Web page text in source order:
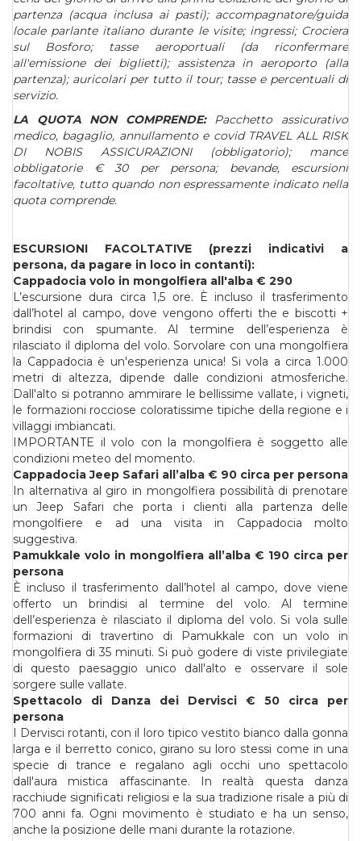
partenza (acqua inclusa ai pasti); accompagnatore/guida
locale parlante italiano durante le visite; ingressi; Crociera
sul Bosforo;
tasse aeroportuali (da riconfermare
all'emissione dei biglietti);
assistenza in aeroporto (alla
partenza); auricolari per tutto il tour; tasse e percentuali di
servizio.
LA QUOTA NON COMPRENDE: Pacchetto assicurativo
medico, bagaglio, annullamento e covid TRAVEL ALL RISK
DI NOBIS ASSICURAZIONI (obbligatorio); mance
obbligatorie € 30 per persona; bevande, escursioni
facoltative, tutto quando non espressamente indicato nella
quota comprende.
ESCURSIONI FACOLTATIVE (prezzi indicativi a
persona, da pagare in loco in contanti):
Cappadocia volo in mongolfiera all'alba € 290
L’escursione dura circa 1,5 ore. È incluso il trasferimento
dall’hotel al campo, dove vengono offerti the e biscotti +
brindisi con spumante. Al termine dell’esperienza è
rilasciato il diploma del volo. Sorvolare con una mongolfiera
la Cappadocia è un'esperienza unica! Si vola a circa 1.000
metri di altezza, dipende dalle condizioni atmosferiche.
Dall'alto si potranno ammirare le bellissime vallate, i vigneti,
le formazioni rocciose coloratissime tipiche della regione e i
villaggi imbiancati.
IMPORTANTE il volo con la mongolfiera è soggetto alle
condizioni meteo del momento.
Cappadocia Jeep Safari all’alba € 90 circa per persona
In alternativa al giro in mongolfiera possibilità di prenotare
un Jeep Safari che porta i clienti alla partenza delle
mongolfiere e ad una visita in Cappadocia molto
suggestiva.
Pamukkale volo in mongolfiera all’alba € 190 circa per
persona
È incluso il trasferimento dall’hotel al campo, dove viene
offerto un brindisi al termine del volo. Al termine
dell’esperienza è rilasciato il diploma del volo. Si vola sulle
formazioni di travertino di Pamukkale con un volo in
mongolfiera di 35 minuti. Si può godere di viste privilegiate
di questo paesaggio unico dall'alto e osservare il sole
sorgere sulle vallate.
Spettacolo di Danza dei Dervisci € 50 circa per
persona
I Dervisci rotanti, con il loro tipico vestito bianco dalla gonna
larga e il berretto conico, girano su loro stessi come in una
specie di trance e regalano agli occhi uno spettacolo
dall'aura mistica affascinante. In realtà questa danza
racchiude significati religiosi e la sua tradizione risale a più di
700 anni fa. Ogni movimento è studiato e ha un senso,
anche la posizione delle mani durante la rotazione.